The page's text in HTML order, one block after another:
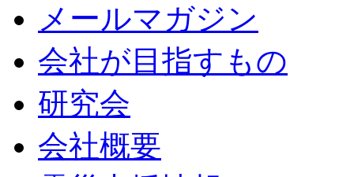
メールマガジン
会社が目指すもの
研究会
会社概要